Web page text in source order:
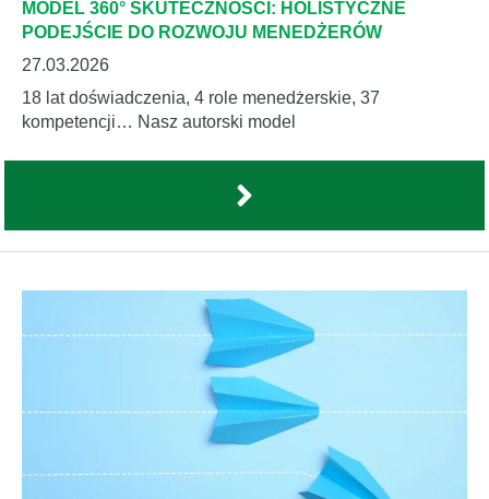
MODEL 360° SKUTECZNOŚCI: HOLISTYCZNE
PODEJŚCIE DO ROZWOJU MENEDŻERÓW
27.03.2026
18 lat doświadczenia, 4 role menedżerskie, 37
kompetencji… Nasz autorski model